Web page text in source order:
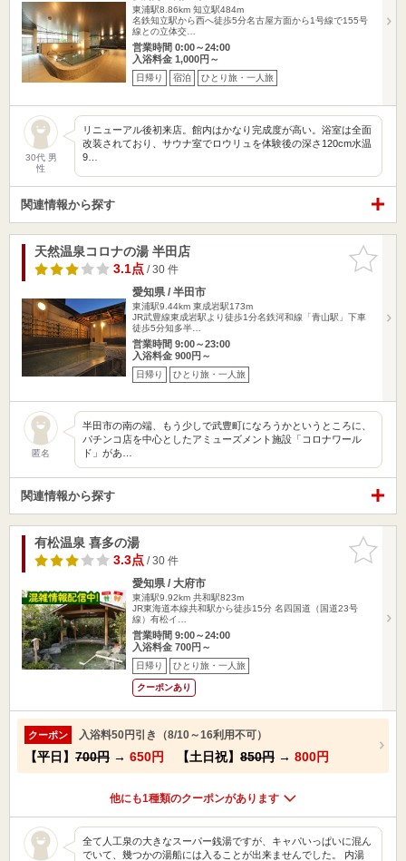
東浦駅8.86km 知立駅484m
名鉄知立駅から西へ徒歩5分名古屋方面から1号線で155号
線との立体交…
営業時間 0:00～24:00
入浴料金 1,000円～
日帰り 宿泊 ひとり旅・一人旅
30代 男
性
リニューアル後初来店。館内はかなり完成度が高い。浴室は全面
改装されており、サウナ室でロウリュを体験後の深さ120cm水温
9…
関連情報から探す
お気に入
りに追加
天然温泉コロナの湯 半田店
3.1点/ 30 件
愛知県 / 半田市
東浦駅9.44km 東成岩駅173m
JR武豊線東成岩駅より徒歩1分名鉄河和線「青山駅」下車
徒歩5分知多半…
営業時間 9:00～23:00
入浴料金 900円～
日帰り ひとり旅・一人旅
匿名
半田市の南の端、もう少しで武豊町になろうかというところに、
パチンコ店を中心としたアミューズメント施設「コロナワール
ド」があ…
関連情報から探す
お気に入
りに追加
有松温泉 喜多の湯
3.3点/ 30 件
愛知県 / 大府市
東浦駅9.92km 共和駅823m
JR東海道本線共和駅から徒歩15分 名四国道（国道23号
線）有松イ…
営業時間 9:00～24:00
入浴料金 700円～
日帰り ひとり旅・一人旅
クーポンあり
クーポン 入浴料50円引き（8/10～16利用不可）
【平日】 700円 → 650円 【土日祝】 850円 → 800円
他にも1種類のクーポンがあります
全て人工泉の大きなスーパー銭湯ですが、キャパいっぱいに混ん
でいて、幾つかの湯船には入ることが出来ませんでした。 内湯